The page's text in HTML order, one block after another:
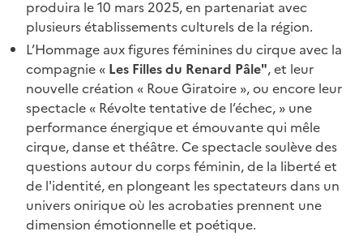
produira le 10 mars 2025, en partenariat avec
plusieurs établissements culturels de la région.
L’Hommage aux figures féminines du cirque avec la
compagnie « Les Filles du Renard Pâle", et leur
nouvelle création « Roue Giratoire », ou encore leur
spectacle « Révolte tentative de l’échec, » une
performance énergique et émouvante qui mêle
cirque, danse et théâtre. Ce spectacle soulève des
questions autour du corps féminin, de la liberté et
de l'identité, en plongeant les spectateurs dans un
univers onirique où les acrobaties prennent une
dimension émotionnelle et poétique.